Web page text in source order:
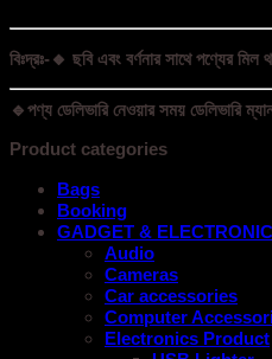
বিঃদ্রঃ-🔸 ছবি এবং বর্ণনার সাথে পণ্যের
🔹পণ্য ডেলিভারি নেওয়ার সময় ডেলিভারি
Product categories
Bags
Booking
GADGET &
Audio
Cameras
Car accessories
Computer
Electronics Product